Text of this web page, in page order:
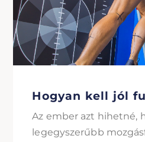
Hogyan kell jól
Az ember azt hihetné,
legegyszerűbb